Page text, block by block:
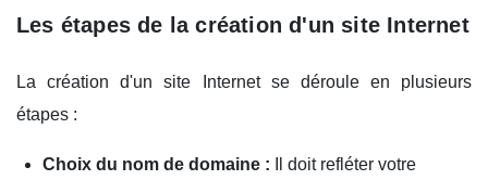
Les étapes de la création d'un site Internet
La création d'un site Internet se déroule en plusieurs
étapes :
Choix du nom de domaine : Il doit refléter votre